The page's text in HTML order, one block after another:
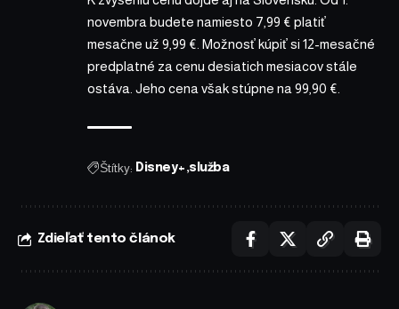
novembra budete namiesto 7,99 € platiť
mesačne už 9,99 €. Možnosť kúpiť si 12-mesačné
predplatné za cenu desiatich mesiacov stále
ostáva. Jeho cena však stúpne na 99,90 €.
Štítky: Disney+ služba
Zdieľať tento článok